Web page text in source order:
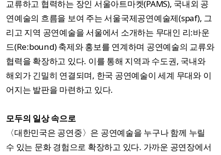
교류하고 협력하는 장인 서울아트마켓(PAMS), 국내외 공
연예술의 흐름을 보여 주는 서울국제공연예술제(spaf), 그
리고 지역 공연예술을 서울에서 소개하는 무대인 리:바운
드(Re:bound) 축제와 홍보를 연계하며 공연예술의 교류와
협력을 확장하고 있다. 이를 통해 지역과 수도권, 국내와
해외가 긴밀히 연결되며, 한국 공연예술이 세계 무대와 이
어지는 발판을 마련하고 있다.
모두의 일상 속으로
〈대한민국은 공연중〉은 공연예술을 누구나 함께 누릴
수 있는 문화 경험으로 확장하고 있다. 가까운 공연장에서